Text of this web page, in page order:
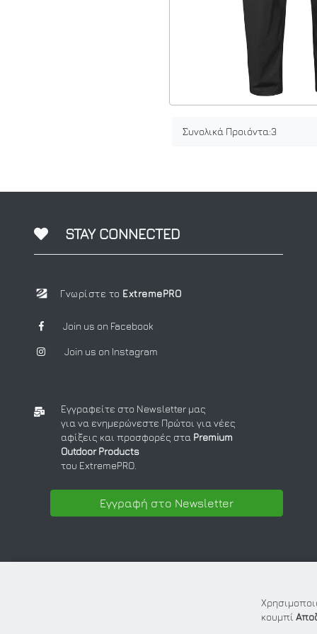
Συνολικά Προιόντα:3
κουμπί
STAY CONNECTED
Γνωρίστε το ExtremePRO
Join us on Facebook
Join us on Instagram
Εγγραφείτε στο Newsletter μας
για να ενημερώνεστε Πρώτοι για νέες
αφίξεις και προσφορές στα Premium
Outdoor Products
του ExtremePRO.
Εγγραφή στο Newsletter